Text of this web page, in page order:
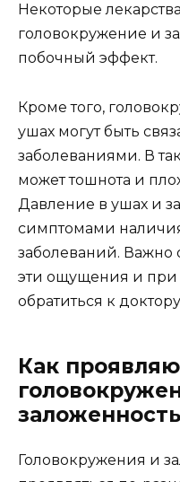
Некоторые
головокружение и
побочный эффект.
Кроме того,
ушах могут быть
заболеваниями. В
может тошнота и
Давление в ушах и
симптомами
заболеваний. Важно
эти ощущения и
обратиться к
Как
Головокружения и